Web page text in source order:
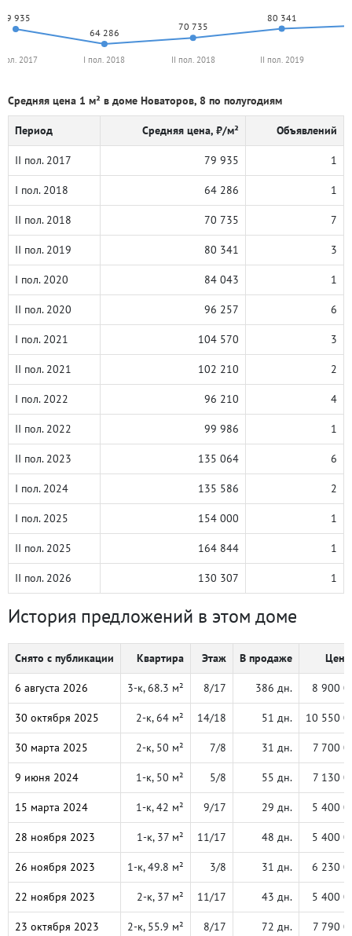
79 935
64 286
70 735
80 341
2017 I пол. 2018 II пол. 2018 II пол. 2019
Средняя цена 1 м² в доме Новаторов, 8 по полугодиям
Период Средняя цена, ₽/м² Объявлений
II пол. 2017 79 935 1
I пол. 2018 64 286 1
II пол. 2018 70 735 7
II пол. 2019 80 341 3
I пол. 2020 84 043 1
II пол. 2020 96 257 6
I пол. 2021 104 570 3
II пол. 2021 102 210 2
I пол. 2022 96 210 4
II пол. 2022 99 986 1
II пол. 2023 135 064 6
I пол. 2024 135 586 2
I пол. 2025 154 000 1
II пол. 2025 164 844 1
II пол. 2026 130 307 1
История предложений в этом доме
Снято с публикации Квартира Этаж В продаже
6 августа 2026 3-к, 68.3 м² 8/17 386 дн. 8 900
30 октября 2025 2-к, 64 м² 14/18 51 дн. 10 550
30 марта 2025 2-к, 50 м² 7/8 31 дн. 7 700
9 июня 2024 1-к, 50 м² 5/8 55 дн. 7 130
15 марта 2024 1-к, 42 м² 9/17 29 дн. 5 400
28 ноября 2023 1-к, 37 м² 11/17 48 дн. 5 400
26 ноября 2023 1-к, 49.8 м² 3/8 31 дн. 6 230
22 ноября 2023 2-к, 37 м² 11/17 43 дн. 5 400
23 октября 2023 2-к, 55.9 м² 8/17 72 дн. 7 790